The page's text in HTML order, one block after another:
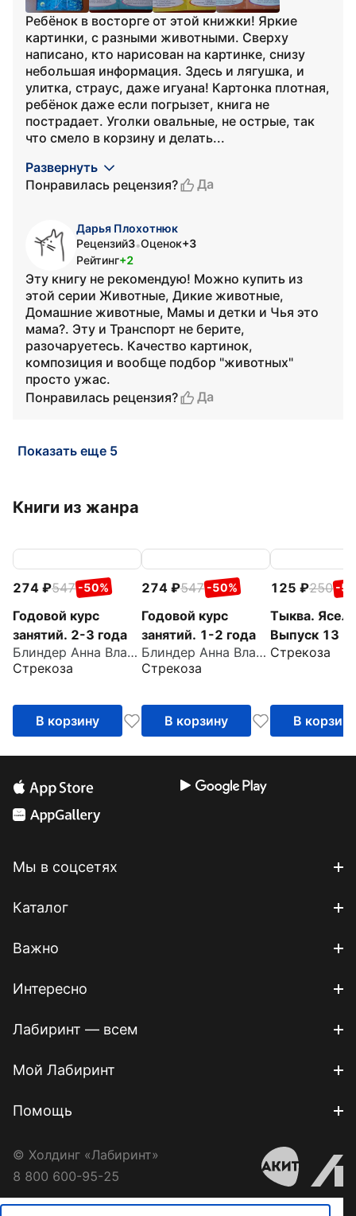
Ребёнок в восторге от этой книжки! Яркие
картинки, с разными животными. Сверху
написано, кто нарисован на картинке, снизу
небольшая информация. Здесь и лягушка, и
улитка, страус, даже игуана! Картонка плотная,
ребёнок даже если погрызет, книга не
пострадает. Уголки овальные, не острые, так
что смело в корзину и делать...
Развернуть
Понравилась рецензия?
Да
Дарья Плохотнюк
Рецензий3•Оценок+3
Рейтинг+2
Эту книгу не рекомендую! Можно купить из
этой серии Животные, Дикие животные,
Домашние животные, Мамы и детки и Чья это
мама?. Эту и Транспорт не берите,
разочаруетесь. Качество картинок,
композиция и вообще подбор "животных"
просто ужас.
Понравилась рецензия?
Да
Показать еще 5
Книги из жанра
274 547 -50%
Годовой курс
занятий. 2-3 года
Блиндер Анна Владимировна
Стрекоза
В корзину
274 547 -50%
Годовой курс
занятий. 1-2 года
Блиндер Анна Владимировна
Стрекоза
В корзину
125 250 -
Тыква.
Выпуск 13
Стрекоза
В корзину
Мы в соцсетях
Каталог
Важно
Интересно
Лабиринт — всем
Мой Лабиринт
Помощь
© Холдинг «Лабиринт»
8 800 600-95-25